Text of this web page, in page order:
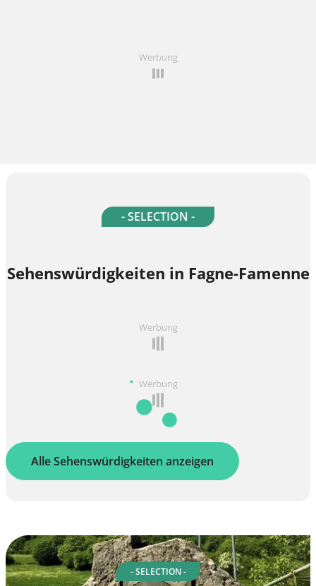
Werbung
- SELECTION -
Sehenswürdigkeiten in Fagne-Famenne
Werbung
Werbung
Alle Sehenswürdigkeiten anzeigen
- SELECTION -